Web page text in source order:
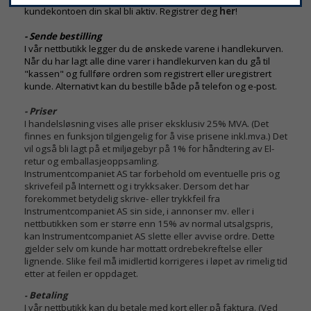
kundekontoen din skal bli aktiv. Registrer degher!
- Sende bestilling
I vår nettbutikk legger du de ønskede varene i handlekurven.
Når du har lagt alle dine varer i handlekurven kan du gå til
"kassen" og fullføre ordren som registrert eller uregistrert
kunde. Alternativt kan du bestille både på telefon og e-post.
- Priser
I handelsløsning vises alle priser eksklusiv 25% MVA. (Det
finnes en funksjon tilgjengelig for å vise prisene inkl.mva.) Det
vil også bli lagt på et miljøgebyr på 1% for håndtering av El-
retur og emballasjeoppsamling.
Instrumentcompaniet AS tar forbehold om eventuelle pris og
skrivefeil på Internett og i trykksaker. Dersom det har
forekommet betydelig skrive- eller trykkfeil fra
Instrumentcompaniet AS sin side, i annonser mv. eller i
nettbutikken som er større enn 15% av normal utsalgspris,
kan Instrumentcompaniet AS slette eller avvise ordre. Dette
gjelder selv om kunde har mottatt ordrebekreftelse eller
lignende. Slike feil må imidlertid korrigeres i løpet av rimelig tid
etter at feilen er oppdaget.
-Betaling
I vår nettbutikk kan du betale med kort eller på faktura. (Ved